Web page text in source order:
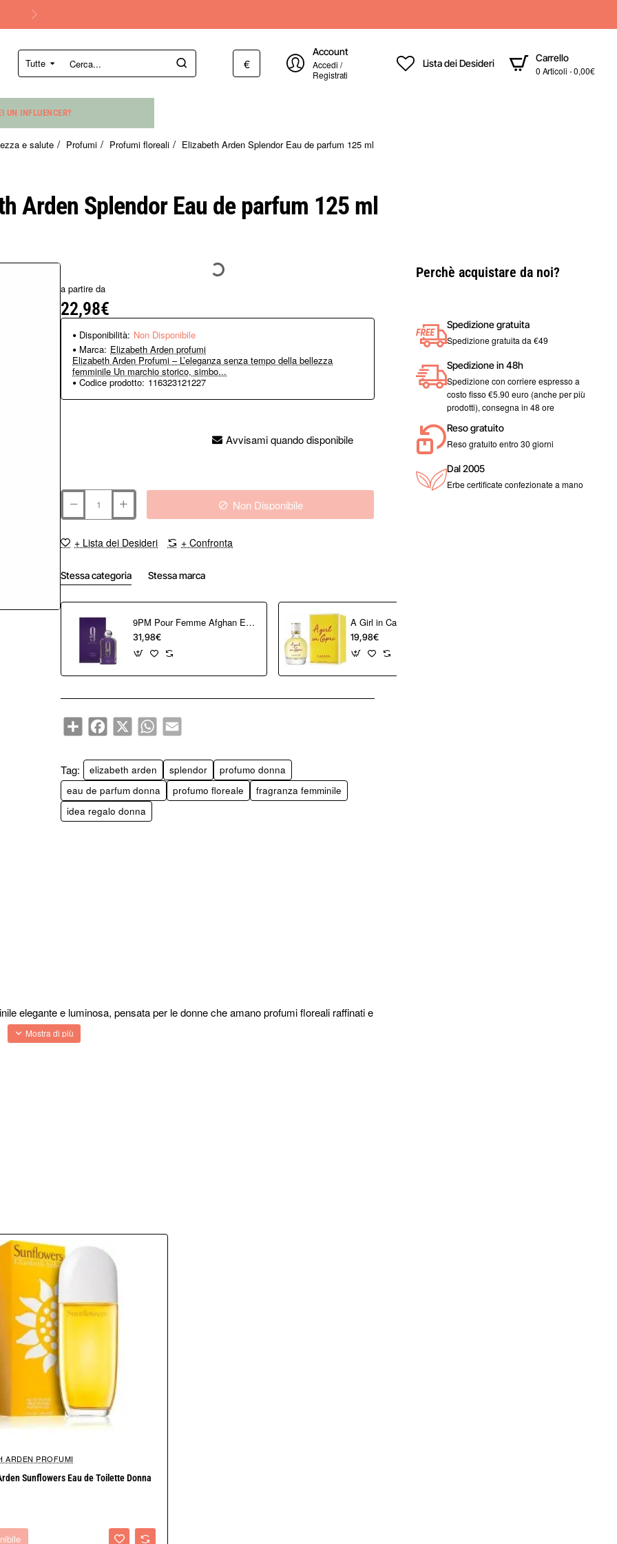
Tutte
Cerca... €
Account
Accedi /
Registrati
Lista dei Desideri
Carrello
0 Articoli - 0,00€
UN INFLUENCER?
Arden Splendor Eau de parfum 125 ml
e salute Profumi Profumi floreali Elizabeth Arden Splendor Eau de parfum 125 ml
a partire da
22,98€
Disponibilità: Non Disponibile
Marca: Elizabeth Arden profumi
Elizabeth Arden Profumi – L’eleganza senza tempo della bellezza
femminile Un marchio storico, simbo...
Codice prodotto: 116323121227
Avvisami quando disponibile
Non Disponibile
+ Lista dei Desideri + Confronta
Stessa categoria Stessa marca
9PM Pour Femme Afghan Eau de Parfum 100 ml
31,98€ 19,98€
ShareFacebook
X WhatsAppEmail
Tag: elizabeth arden splendor
profumo donna
eau de parfum donna
profumo floreale
fragranza femminile
idea regalo donna
elegante e luminosa, pensata per le donne che amano profumi floreali raffinati e
donano femminilità e leggerezza alla composizione.
sulla pelle una scia morbida e sofisticata.
un profumo femminile floreale, elegante e discreto.
che desiderano una fragranza raffinata da indossare quotidianamente.
essere utilizzato durante tutto l'anno.
Perchè acquistare da noi?
Spedizione gratuita
Spedizione gratuita da €49
Spedizione in 48h
Spedizione con corriere espresso a
costo fisso €5.90 euro (anche per più
prodotti), consegna in 48 ore
Reso gratuito
Reso gratuito entro 30 giorni
Dal 2005
Erbe certificate confezionate a mano
ARDEN PROFUMI
Sunflowers Eau de Toilette Donna